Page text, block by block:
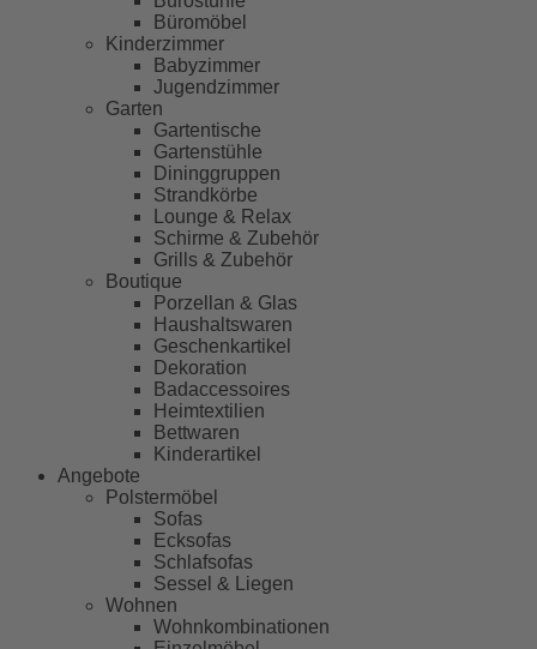
Büromöbel
Kinderzimmer
Babyzimmer
Jugendzimmer
Garten
Gartentische
Gartenstühle
Dininggruppen
Strandkörbe
Lounge & Relax
Schirme & Zubehör
Grills & Zubehör
Boutique
Porzellan & Glas
Haushaltswaren
Geschenkartikel
Dekoration
Badaccessoires
Heimtextilien
Bettwaren
Kinderartikel
Angebote
Polstermöbel
Sofas
Ecksofas
Schlafsofas
Sessel & Liegen
Wohnen
Wohnkombinationen